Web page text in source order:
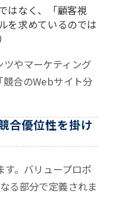
はなく、「顧客視
を求めているのでは
やマーケティング
合のWebサイト分
合優位性を掛け
。バリュープロポ
る部分で定義されま